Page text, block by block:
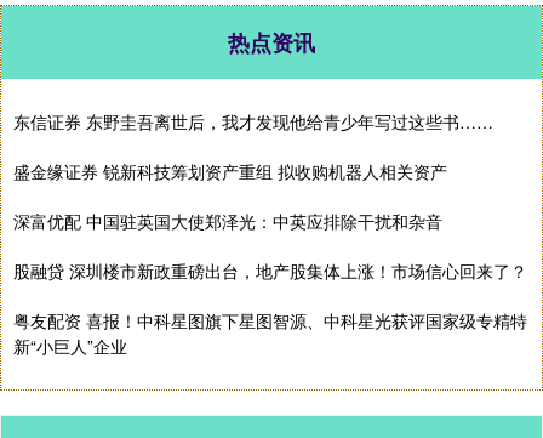
热点资讯
东信证券 东野圭吾离世后，我才发现他给青少年写过这些书……
盛金缘证券 锐新科技筹划资产重组 拟收购机器人相关资产
深富优配 中国驻英国大使郑泽光：中英应排除干扰和杂音
股融贷 深圳楼市新政重磅出台，地产股集体上涨！市场信心回来了？
粤友配资 喜报！中科星图旗下星图智源、中科星光获评国家级专精特
新“小巨人”企业